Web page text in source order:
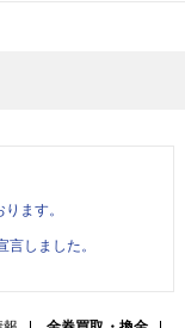
ます。
しました。